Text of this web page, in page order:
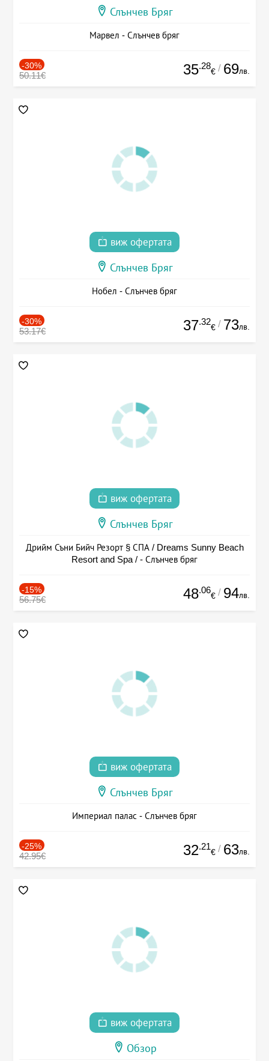
Слънчев Бряг
Марвел - Слънчев бряг
-30%
50.11€ 35.28
€ / 69лв.
виж офертата
Слънчев Бряг
Нобел - Слънчев бряг
-30%
53.17€ 37.32
€ / 73лв.
виж офертата
Слънчев Бряг
Дрийм Съни Бийч Резорт § СПА / Dreams Sunny Beach
Resort and Spa / - Слънчев бряг
-15%
56.75€ 48.06
€ / 94лв.
виж офертата
Слънчев Бряг
Империал палас - Слънчев бряг
-25%
42.95€ 32.21
€ / 63лв.
виж офертата
Обзор